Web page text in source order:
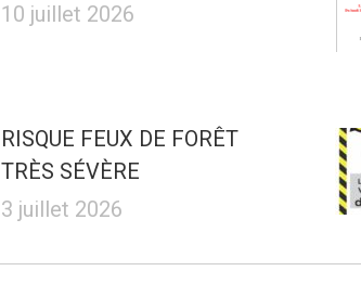
10 juillet 2026
RISQUE FEUX DE FORÊT
TRÈS SÉVÈRE
3 juillet 2026